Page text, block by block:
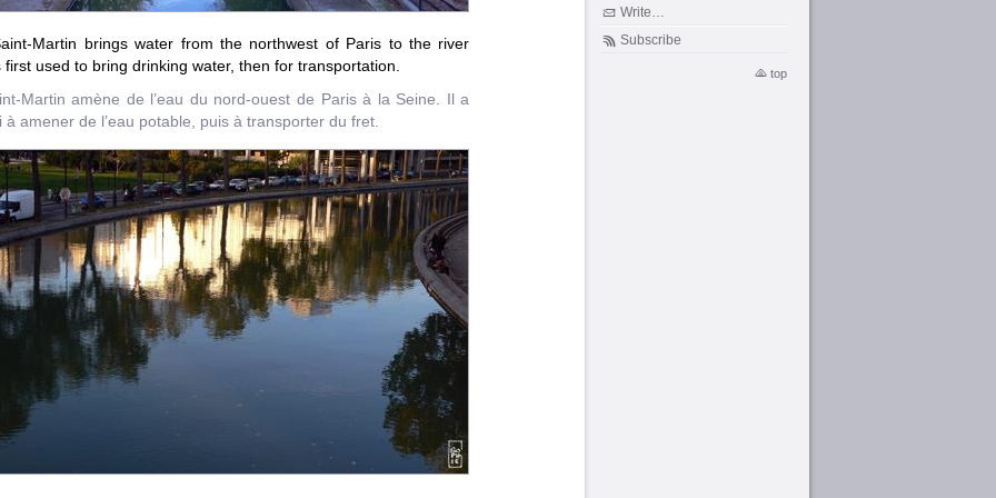
Martin brings water from the northwest of Paris to the river
first used to bring drinking water, then for transportation.
Martin amène de l’eau du nord-ouest de Paris à la Seine. Il a
à amener de l’eau potable, puis à transporter du fret.
Write…
Subscribe
top